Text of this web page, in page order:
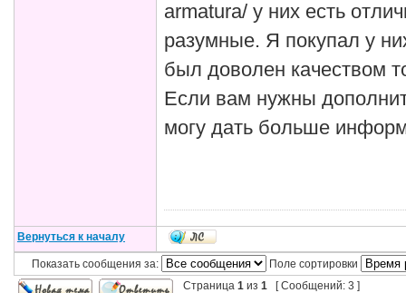
armatura/ у них есть
разумные. Я покупал у
был доволен качеством
Если вам нужны
могу дать больше
Вернуться к началу
Показать сообщения за:
Поле сортировки
Страница 1 из 1 [ Сообщений: 3 ]